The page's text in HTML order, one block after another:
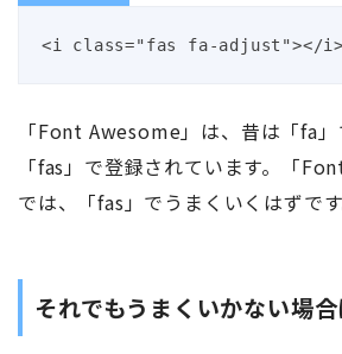
<i class="fas fa-adjust"></i>
「Font Awesome」は、昔は「fa
「fas」で登録されています。「
では、「fas」でうまくいくはずです
それでもうまくいかない場